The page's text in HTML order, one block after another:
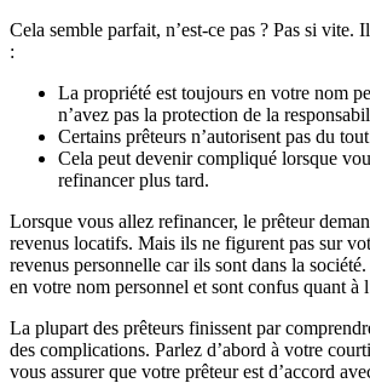
Cela semble parfait, n’est-ce pas ? Pas si vite.
:
La propriété est toujours en votre nom
n’avez pas la protection de la
Certains prêteurs n’autorisent pas du
Cela peut devenir compliqué lorsque
refinancer plus tard.
Lorsque vous allez refinancer, le prêteur
revenus locatifs. Mais ils ne figurent pas sur
revenus personnelle car ils sont dans la
en votre nom personnel et sont confus quant à
La plupart des prêteurs finissent par
des complications. Parlez d’abord à votre
vous assurer que votre prêteur est d’accord